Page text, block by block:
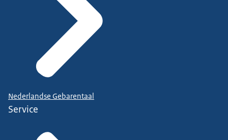
Nederlandse Gebarentaal
Service